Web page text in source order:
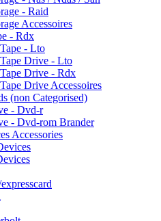
- Raid
Accessoires
- Rdx
- Lto
Drive - Lto
Drive - Rdx
Drive Accessoires
(non Categorised)
- Dvd-r
- Dvd-rom Brander
Accessories